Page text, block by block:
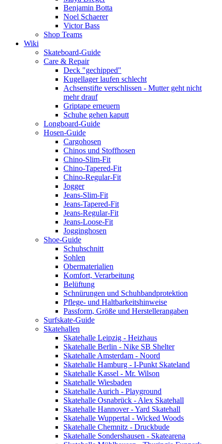
Benjamin Botta
Noel Schaerer
Victor Bass
Shop Teams
Wiki
Skateboard-Guide
Care & Repair
Deck "gechipped"
Kugellager laufen schlecht
Achsenstifte verschlissen - Mutter geht nicht
mehr drauf
Griptape erneuern
Schuhe gehen kaputt
Longboard-Guide
Hosen-Guide
Cargohosen
Chinos und Stoffhosen
Chino-Slim-Fit
Chino-Tapered-Fit
Chino-Regular-Fit
Jogger
Jeans-Slim-Fit
Jeans-Tapered-Fit
Jeans-Regular-Fit
Jeans-Loose-Fit
Jogginghosen
Shoe-Guide
Schuhschnitt
Sohlen
Obermaterialien
Komfort, Verarbeitung
Belüftung
Schnürungen und Schuhbandprotektion
Pflege- und Haltbarkeitshinweise
Passform, Größe und Herstellerangaben
Surfskate-Guide
Skatehallen
Skatehalle Leipzig - Heizhaus
Skatehalle Berlin - Nike SB Shelter
Skatehalle Amsterdam - Noord
Skatehalle Hamburg - I-Punkt Skateland
Skatehalle Kassel - Mr. Wilson
Skatehalle Wiesbaden
Skatehalle Aurich - Playground
Skatehalle Osnabrück - Alex Skatehall
Skatehalle Hannover - Yard Skatehall
Skatehalle Wuppertal - Wicked Woods
Skatehalle Chemnitz - Druckbude
Skatehalle Sondershausen - Skatearena